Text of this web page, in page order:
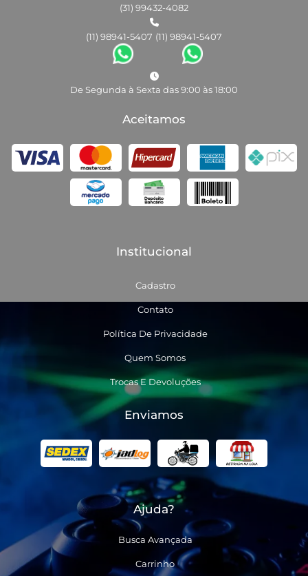
(31) 99432-4082
(11) 98941-5407 (11) 98941-5407
De Segunda à Sexta das 9:00 às 18:00
Aceitamos
Institucional
Cadastro
Contato
Política De Privacidade
Quem Somos
Trocas E Devoluções
Enviamos
Ajuda?
Busca Avançada
Carrinho